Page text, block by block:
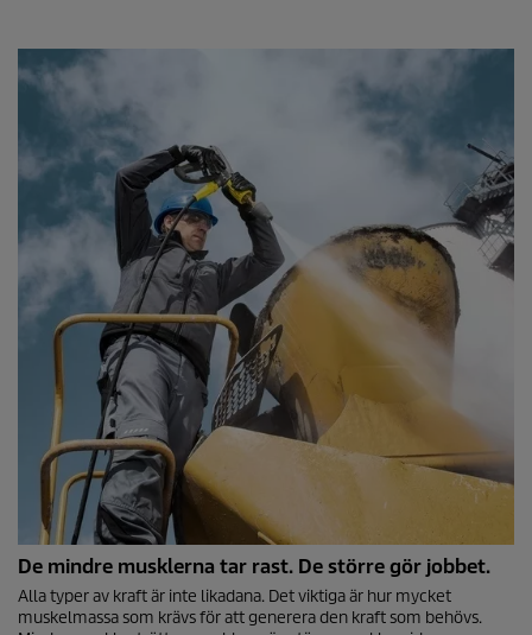
De mindre musklerna tar rast. De större gör jobbet.
Alla typer av kraft är inte likadana. Det viktiga är hur mycket
muskelmassa som krävs för att generera den kraft som behövs.